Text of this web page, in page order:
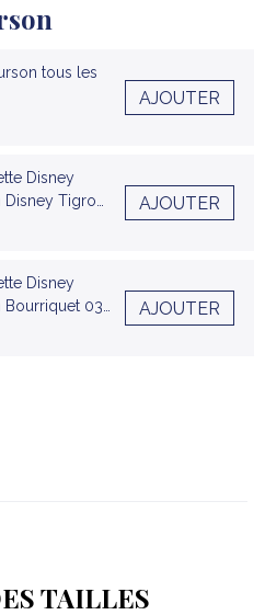
tous les
AJOUTER
Disney
Tigrou
De
AJOUTER
Disney
Bourriquet 03
De
AJOUTER
TAILLES